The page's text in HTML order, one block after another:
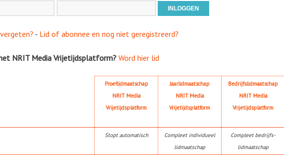
- Lid of abonnee en nog niet geregistreerd?
NRIT Media Vrijetijdsplatform? Word hier lid
Proeflidmaatschap
NRIT Media
Vrijetijdsplatform
Jaarlidmaatschap
NRIT Media
Vrijetijdsplatform
Bedrijfslidmaatschap
NRIT Media
Vrijetijdsplatform
Stopt automatisch
Compleet individueel
lidmaatschap
Compleet bedrijfs-
lidmaatschap